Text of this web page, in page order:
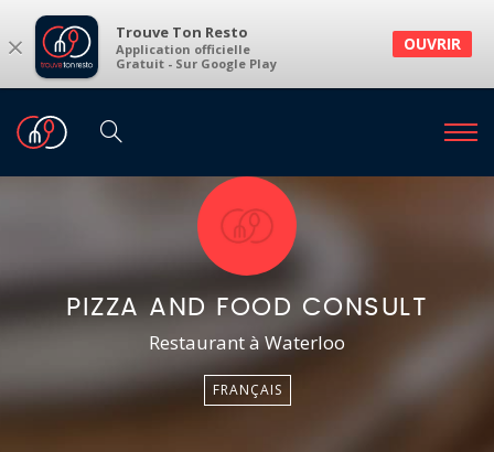
× Trouve Ton Resto
Application officielle
Gratuit - Sur Google Play
OUVRIR
PIZZA AND FOOD CONSULT
Restaurant à Waterloo
FRANÇAIS